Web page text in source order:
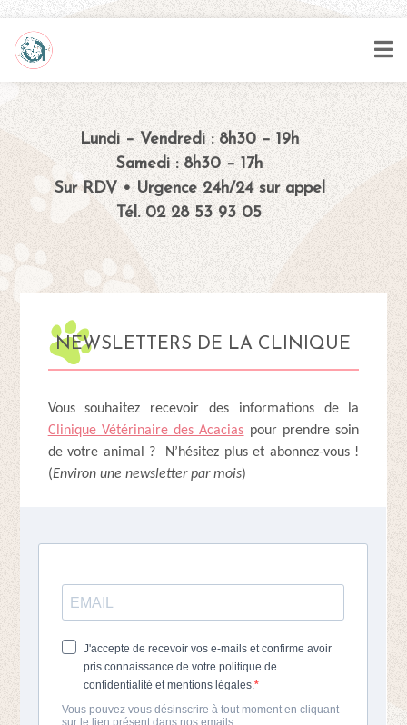
Lundi – Vendredi : 8h30 – 19h
Samedi : 8h30 – 17h
Sur RDV • Urgence 24h/24 sur appel
Tél. 02 28 53 93 05
NEWSLETTERS DE LA CLINIQUE
Vous souhaitez recevoir des informations de la
Clinique Vétérinaire des Acacias pour prendre soin
de votre animal ? N’hésitez plus et abonnez-vous !
(Environ une newsletter par mois)